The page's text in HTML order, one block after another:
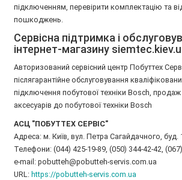
підключенням, перевірити комплектацію та
пошкоджень.
Сервісна підтримка і
інтернет-магазину
Авторизований сервісний центр Побуттех
післягарантійне обслуговування
підключення побутової техніки Bosch, продаж
аксесуарів до побутової техніки Bosch
АСЦ "ПОБУТТЕХ СЕРВІС"
Адреса: м. Київ, вул. Петра Сагайдачного, буд.
Телефони: (044) 425-19-89, (050) 344-42-42,
e-mail: pobutteh@pobutteh-servis.com.ua
URL: https://pobutteh-servis.com.ua